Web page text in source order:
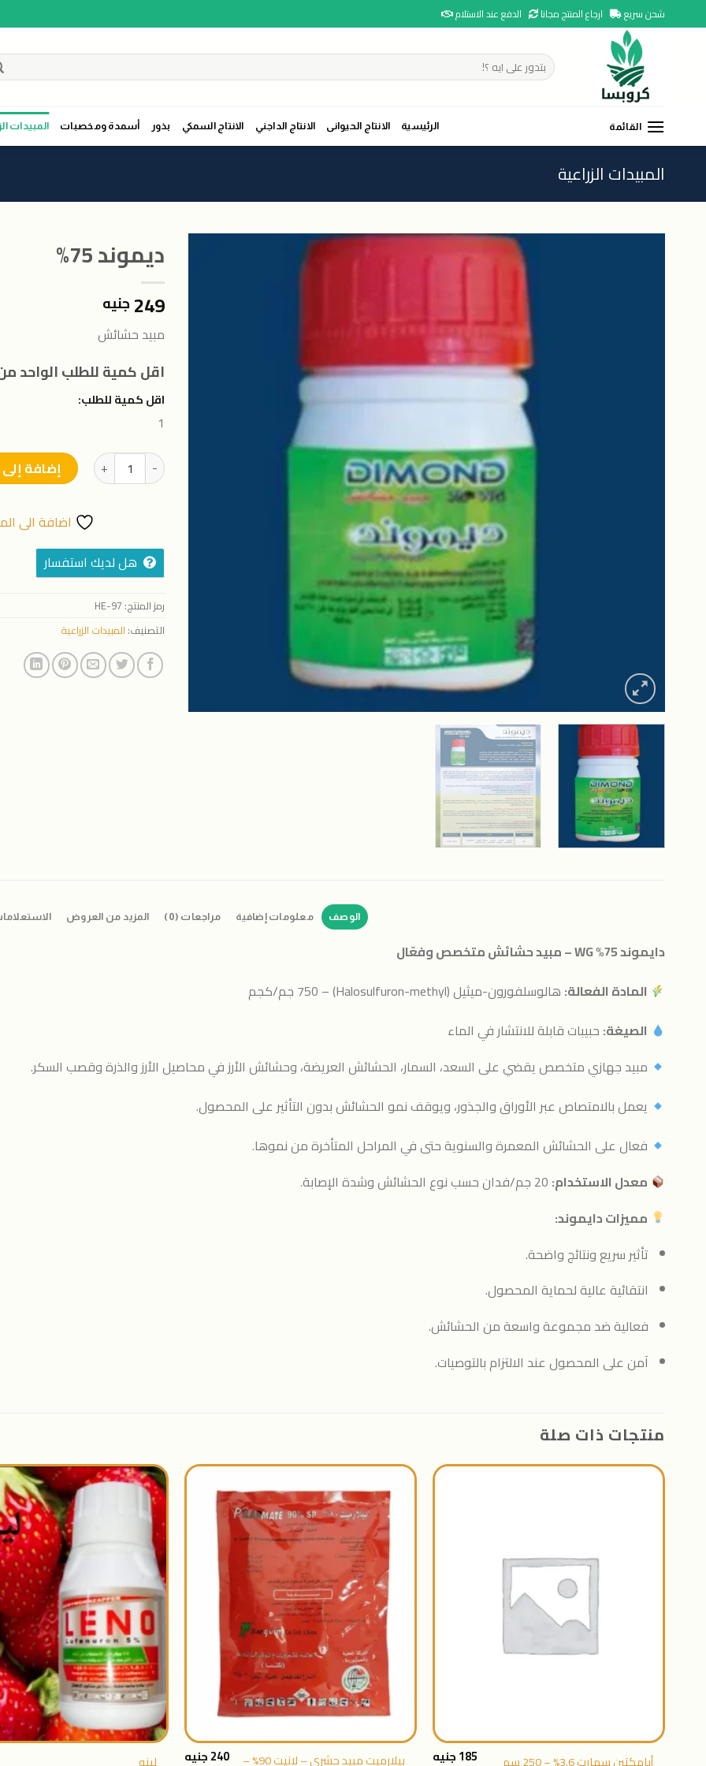
to
شحن سريع ارجاع المنتج مجانا الدفع عند الاستلام
البحث
عن:
القائمة الرئيسية الانتاج الحيوانى الانتاج الداجني الانتاج السمكي بذور أسمدة ومخصبات المبيدات
المبيدات الزراعية
ديموند 75%
249 جنيه
مبيد حشائش
اقل كمية للطلب الواحد
اقل كمية للطلب:
1
كمية ديموند 75% إضافة
اضافة الى
هل لديك استفسار
رمز المنتج: HE-97
التصنيف: المبيدات الزراعية
الوصف معلومات إضافية مراجعات (0) المزيد من العروض
دايموند 75% WG – مبيد حشائش متخصص وفعّال
المادة الفعالة: هالوسلفورون-ميثيل (Halosulfuron-methyl) – 750 جم/كجم
الصيغة: حبيبات قابلة للانتشار في الماء
مبيد جهازي متخصص يقضي على السعد، السمار، الحشائش العريضة، وحشائش الأرز في محاصيل الأرز والذرة وقصب السكر.
يعمل بالامتصاص عبر الأوراق والجذور، ويوقف نمو الحشائش بدون التأثير على المحصول.
فعال على الحشائش المعمرة والسنوية حتى في المراحل المتأخرة من نموها.
معدل الاستخدام:
مميزات دايموند:
تأثير سريع ونتائج واضحة.
انتقائية عالية لحماية المحصول.
فعالية ضد مجموعة واسعة من الحشائش.
آمن على المحصول عند الالتزام بالتوصيات.
منتجات ذات صلة
أبامكتين سمارت 3.6% – 250 سم 185جنيه بيلارميت مبيد حشرى – لانيت 90% – 240جنيه لينو